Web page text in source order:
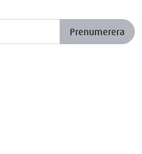
Prenumerera